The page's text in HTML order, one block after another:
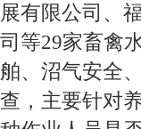
展有限公司、
司等29家畜禽
舶、沼气安全
查，主要针对